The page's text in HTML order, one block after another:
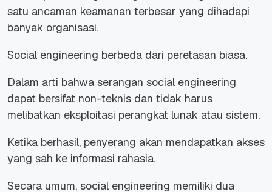
satu ancaman keamanan terbesar yang dihadapi
banyak organisasi.
Social engineering berbeda dari peretasan biasa.
Dalam arti bahwa serangan social engineering
dapat bersifat non-teknis dan tidak harus
melibatkan eksploitasi perangkat lunak atau sistem.
Ketika berhasil, penyerang akan mendapatkan akses
yang sah ke informasi rahasia.
Secara umum, social engineering memiliki dua